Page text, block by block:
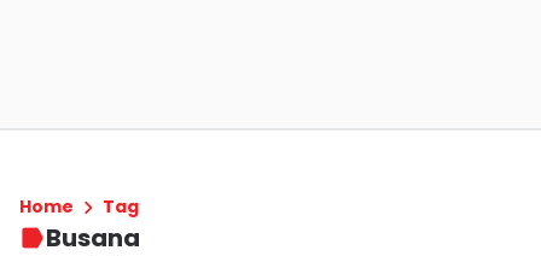
Home Tag
Busana